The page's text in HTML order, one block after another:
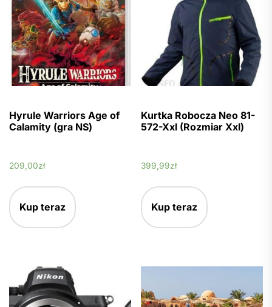
Hyrule Warriors Age of
Calamity (gra NS)
209,00zł
Kup teraz
Kurtka Robocza Neo 81-
572-Xxl (Rozmiar Xxl)
399,99zł
Kup teraz